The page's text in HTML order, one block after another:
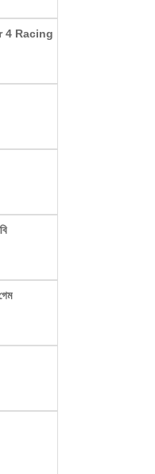
4 Racing